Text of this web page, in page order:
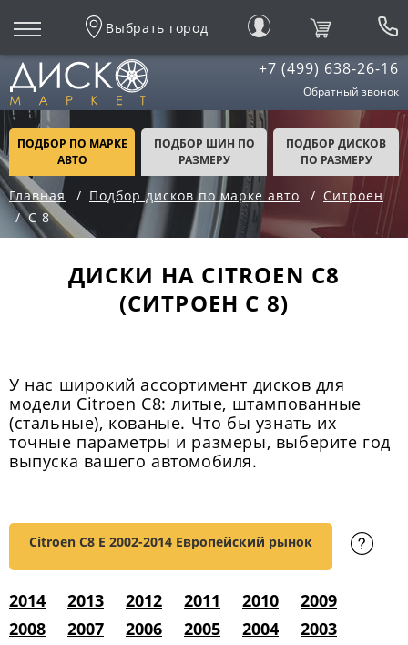
Выбрать город
+7 (499) 638-26-16
Обратный звонок
ПОДБОР ПО МАРКЕ
АВТО
ПОДБОР ШИН ПО
РАЗМЕРУ
ПОДБОР ДИСКОВ
ПО РАЗМЕРУ
Главная Подбор дисков по марке авто
Ситроен
С 8
ДИСКИ НА CITROEN C8
(СИТРОЕН С 8)
У нас широкий ассортимент дисков для
модели Citroen C8: литые, штампованные
(стальные), кованые. Что бы узнать их
точные параметры и размеры, выберите год
выпуска вашего автомобиля.
Citroen C8 E 2002-2014 Европейский рынок
2014 2013 2012 2011 2010
2009
2008
2007 2006 2005 2004
2003